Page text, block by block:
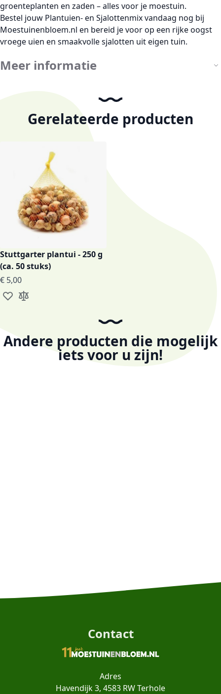
groenteplanten en zaden – alles voor je moestuin.
Bestel jouw Plantuien- en Sjalottenmixvandaag nog bij
Moestuinenbloem.nl en bereid je voor op een rijke oogst
vroege uien en smaakvolle sjalotten uit eigen tuin.
Meer informatie
Gerelateerde producten
Stuttgarter plantui - 250 g
(ca. 50 stuks)
€ 5,00
Voeg toe aan verlanglijst
Toevoegen om te vergelijken
Andere producten die mogelijk
iets voor u zijn!
Contact
Adres
Havendijk 3, 4583 RW Terhole